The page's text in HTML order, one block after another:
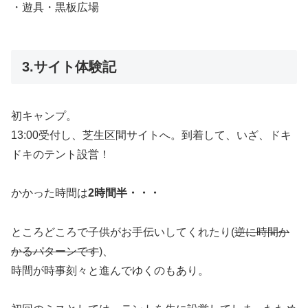
・遊具・黒板広場
3.サイト体験記
初キャンプ。
13:00受付し、芝生区間サイトへ。到着して、いざ、ドキ
ドキのテント設営！
かかった時間は2時間半・・・
ところどころで子供がお手伝いしてくれたり(逆に時間か
かるパターンです)、
時間が時事刻々と進んでゆくのもあり。